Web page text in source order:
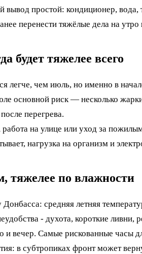
вывод простой: кондиционер,
перенести тяжёлые дела на
будет тяжелее всего
чем июль, но именно в
основной риск — несколько
перегрева.
на улице или уход за
нагрузка на организм и
тяжелее по влажности
средняя летняя
- духота, короткие
и вечер. Самые рискованные часы
в субтропиках фронт может